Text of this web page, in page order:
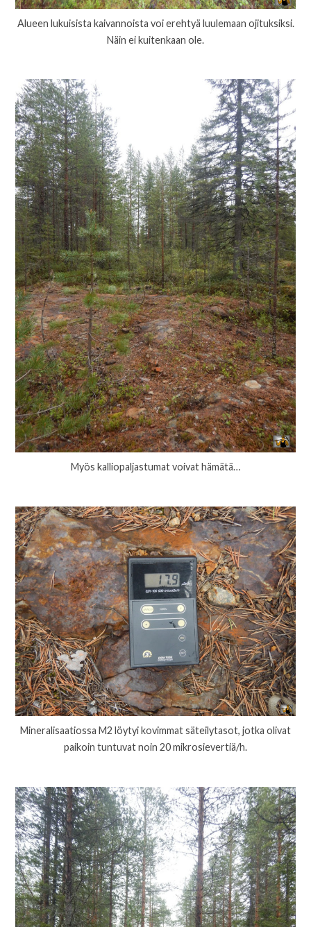
Alueen lukuisista kaivannoista voi erehtyä luulemaan ojituksiksi.
Näin ei kuitenkaan ole.
Myös kalliopaljastumat voivat hämätä…
Mineralisaatiossa M2 löytyi kovimmat säteilytasot, jotka olivat
paikoin tuntuvat noin 20 mikrosievertiä/h.